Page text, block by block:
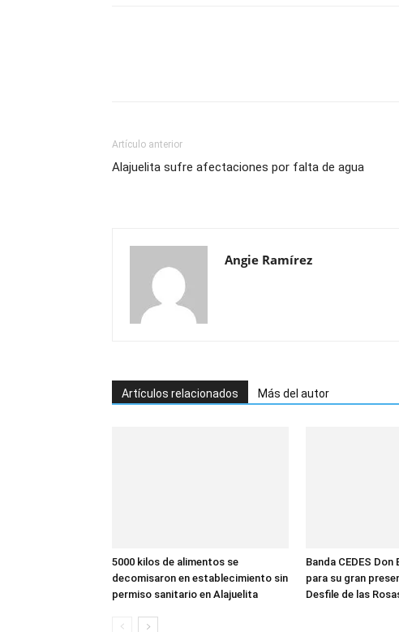
Artículo anterior
Alajuelita sufre afectaciones por falta de agua
Angie Ramírez
Artículos relacionados Más del autor
5000 kilos de alimentos se
decomisaron en establecimiento sin
permiso sanitario en Alajuelita
Banda CEDES
para su gran
Desfile de las